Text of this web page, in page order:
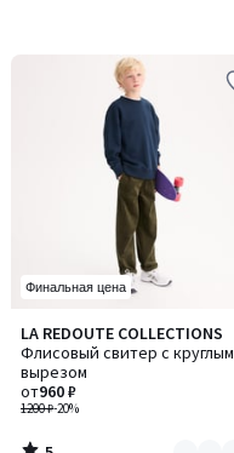
Финальная цена
LA REDOUTE COLLECTIONS
Флисовый свитер с круглым
вырезом
1200 ₽-20%
от960 ₽
5
/
5
Количество
цветов:
5